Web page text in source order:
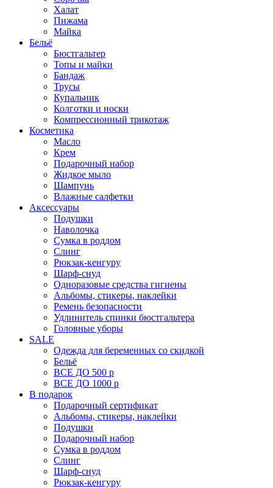
Халат
Пижама
Майка
Бельё
Бюстгальтер
Топы и майки
Бандаж
Трусы
Купальник
Колготки и носки
Компрессионный трикотаж
Косметика
Масло
Крем
Подарочный набор
Жидкое мыло
Шампунь
Влажные салфетки
Аксессуары
Подушки
Наволочка
Сумка в роддом
Cлинг
Рюкзак-кенгуру
Шарф-снуд
Одноразовые средства гигиены
Альбомы, стикеры, наклейки
Ремень безопасности
Удлинитель спинки бюстгальтера
Головные уборы
SALE
Одежда для беременных со скидкой
Бельё
ВСЕ ДО 500 р
ВСЕ ДО 1000 р
В подарок
Подарочный сертификат
Альбомы, стикеры, наклейки
Подушки
Подарочный набор
Сумка в роддом
Слинг
Шарф-снуд
Рюкзак-кенгуру